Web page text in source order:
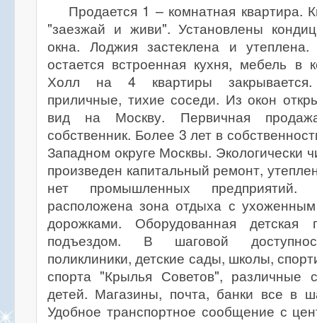
Продается 1 – комнатная квартира.
"заезжай и живи". Установлены
окна. Лоджия застеклена и
остается встроенная кухня, мебель в
Холл на 4 квартиры
приличные, тихие соседи. Из окон
вид на Москву. Первичная
собственник. Более 3 лет в
Западном округе Москвы. Экологически
произведен капитальный ремонт,
нет промышленных
расположена зона отдыха с
дорожками. Оборудованная
подъездом. В шаговой
поликлиники, детские сады, школы,
спорта "Крылья Советов", различные
детей. Магазины, почта, банки все в
Удобное транспортное сообщение с